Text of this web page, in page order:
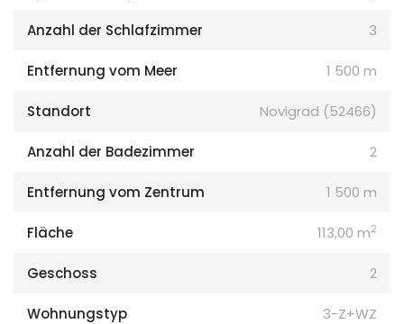
Anzahl der Schlafzimmer 3
Entfernung vom Meer 1 500 m
Standort Novigrad (52466)
Anzahl der Badezimmer 2
Entfernung vom Zentrum 1 500 m
Fläche 113,00 m2
Geschoss 2
Wohnungstyp 3-Z+WZ